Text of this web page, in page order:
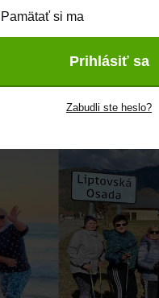
Pamätať si ma
Prihlásiť sa
Zabudli ste heslo?